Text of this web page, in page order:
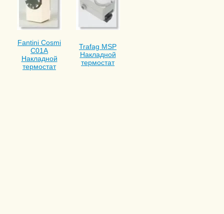
Fantini Cosmi
C01A
Накладной
термостат
Trafag MSP
Накладной
термостат